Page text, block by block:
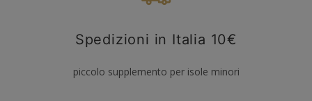
Spedizioni in Italia 10€
piccolo supplemento per isole minori